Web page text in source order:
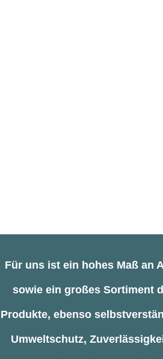
Für uns ist ein hohes Maß an
sowie ein großes Sortiment
Produkte, ebenso
Umweltschutz,